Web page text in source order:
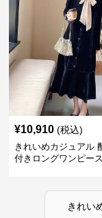
ン おしゃれ
¥10,910 (税込)
きれいめカジュアル
付きロングワンピー
きれい